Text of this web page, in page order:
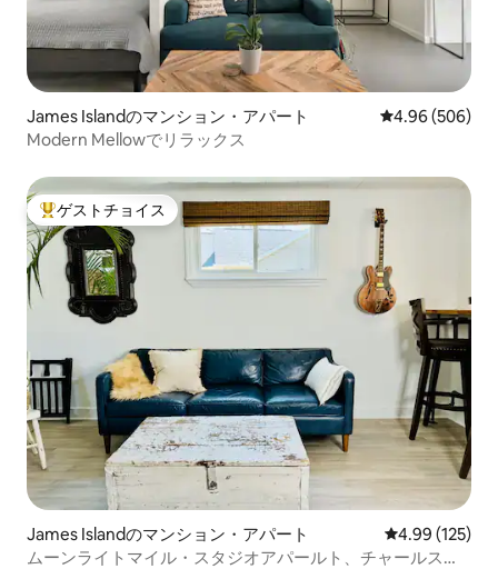
James Islandのマンション・アパート レビュー506
4.96 (506)
Modern Mellowでリラックス
大好評のゲストチョイスです。
ゲストチョイス
James Islandのマンション・アパート レビュー125
4.99 (125)
ムーンライトマイル・スタジオアパールト、チャールスト